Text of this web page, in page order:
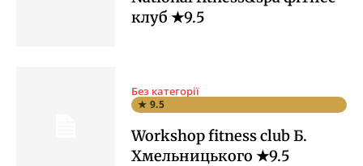
клуб ★9.5
Без категорії
★ 9.5
Workshop fitness club Б.
Хмельницького ★9.5